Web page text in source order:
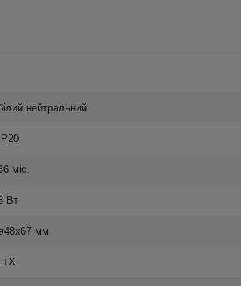
нейтральний
IP20
міс.
Вт
мм
LTX